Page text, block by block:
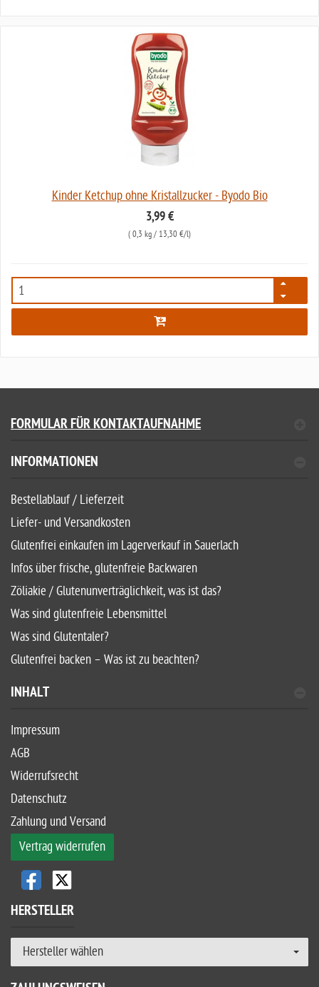
Kinder Ketchup ohne Kristallzucker - Byodo Bio
3,99 €
( 0,3 kg / 13,30 €/l)
6234
FORMULAR FÜR KONTAKTAUFNAHME
INFORMATIONEN
Bestellablauf / Lieferzeit
Liefer- und Versandkosten
Glutenfrei einkaufen im Lagerverkauf in Sauerlach
Infos über frische, glutenfreie Backwaren
Zöliakie / Glutenunverträglichkeit, was ist das?
Was sind glutenfreie Lebensmittel
Was sind Glutentaler?
Glutenfrei backen – Was ist zu beachten?
INHALT
Impressum
AGB
Widerrufsrecht
Datenschutz
Zahlung und Versand
Vertrag widerrufen
HERSTELLER
Hersteller wählen